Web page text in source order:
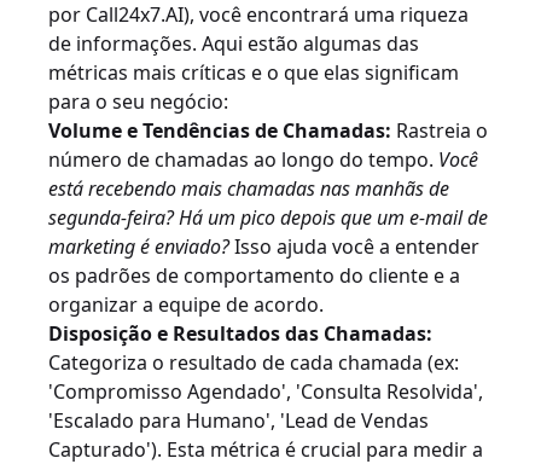
por Call24x7.AI), você encontrará uma riqueza
de informações. Aqui estão algumas das
métricas mais críticas e o que elas significam
para o seu negócio:
Volume e Tendências de Chamadas: Rastreia o
número de chamadas ao longo do tempo. Você
está recebendo mais chamadas nas manhãs de
segunda-feira? Há um pico depois que um e-mail de
marketing é enviado?Isso ajuda você a entender
os padrões de comportamento do cliente e a
organizar a equipe de acordo.
Disposição e Resultados das Chamadas:
Categoriza o resultado de cada chamada (ex:
'Compromisso Agendado', 'Consulta Resolvida',
'Escalado para Humano', 'Lead de Vendas
Capturado'). Esta métrica é crucial para medir a